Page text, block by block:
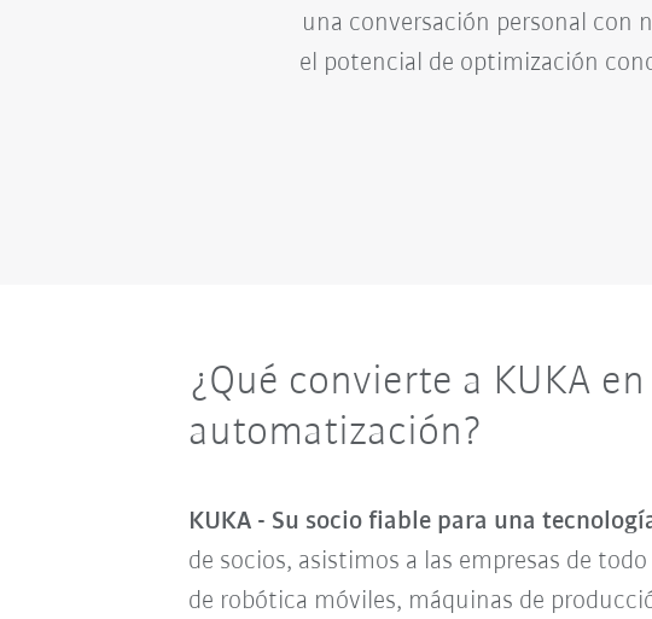
una conversación personal con
el potencial de optimización
¿Qué convierte a KUKA
automatización?
KUKA - Su socio fiable para una
de socios, asistimos a las empresas de
de robótica móviles, máquinas de